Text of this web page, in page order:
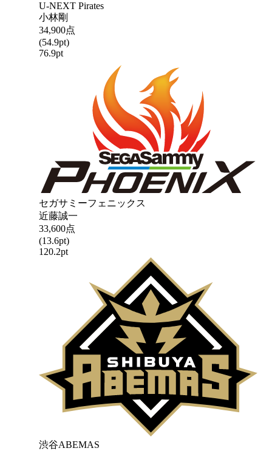
U-NEXT Pirates
小林剛
34,900点
(54.9pt)
76.9pt
セガサミーフェニックス
近藤誠一
33,600点
(13.6pt)
120.2pt
渋谷ABEMAS